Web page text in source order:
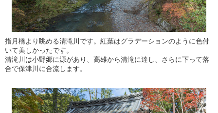
指月橋より眺める清滝川です。紅葉はグラデーションのように色付
いて美しかったです。
清滝川は小野郷に源があり、高雄から清滝に達し、さらに下って落
合で保津川に合流します。